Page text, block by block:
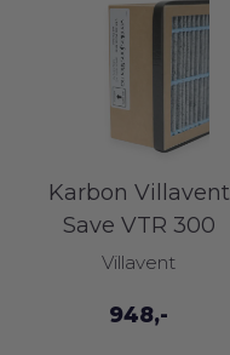
Karbon Villavent
Save VTR 300
platefilter ( ...
Villavent
948,-